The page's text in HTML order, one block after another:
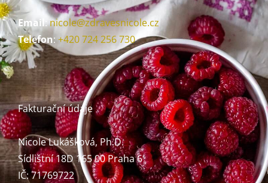
Email:nicole@zdravesnicole.cz
Telefon: +420 724 256 730
Fakturační údaje
Nicole Lukášková, Ph.D.
Sídlištní 18D 165 00 Praha 6
IČ: 71769722